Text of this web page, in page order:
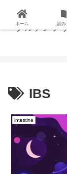
IBS
intestine
ホーム 読み